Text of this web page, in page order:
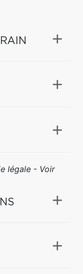
légale - Voir